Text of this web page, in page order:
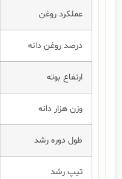
عملکرد روغن
درصد روغن دانه
ارتفاع بوته
وزن هزار دانه
طول دوره رشد
تیپ رشد